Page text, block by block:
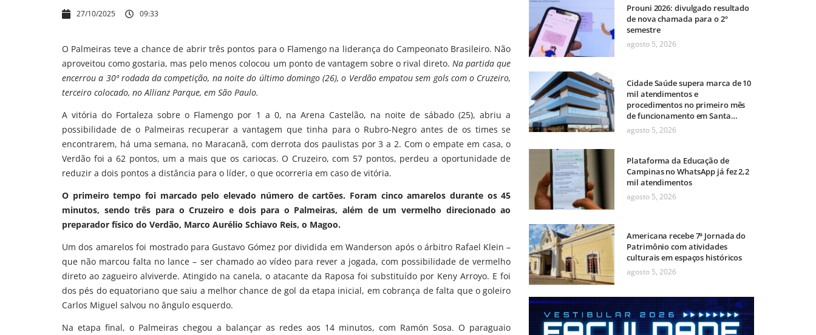
27/10/2025 09:33
O Palmeiras teve a chance de abrir três pontos para o Flamengo na liderança do Campeonato Brasileiro. Não
aproveitou como gostaria, mas pelo menos colocou um ponto de vantagem sobre o rival direto. Na partida que
encerrou a 30ª rodada da competição, na noite do último domingo (26), o Verdão empatou sem gols com o Cruzeiro,
terceiro colocado, no Allianz Parque, em São Paulo.
A vitória do Fortaleza sobre o Flamengo por 1 a 0, na Arena Castelão, na noite de sábado (25), abriu a
possibilidade de o Palmeiras recuperar a vantagem que tinha para o Rubro-Negro antes de os times se
encontrarem, há uma semana, no Maracanã, com derrota dos paulistas por 3 a 2. Com o empate em casa, o
Verdão foi a 62 pontos, um a mais que os cariocas. O Cruzeiro, com 57 pontos, perdeu a oportunidade de
reduzir a dois pontos a distância para o líder, o que ocorreria em caso de vitória.
O primeiro tempo foi marcado pelo elevado número de cartões. Foram cinco amarelos durante os 45
minutos, sendo três para o Cruzeiro e dois para o Palmeiras, além de um vermelho direcionado ao
preparador físico do Verdão, Marco Aurélio Schiavo Reis, o Magoo.
Um dos amarelos foi mostrado para Gustavo Gómez por dividida em Wanderson após o árbitro Rafael Klein –
que não marcou falta no lance – ser chamado ao vídeo para rever a jogada, com possibilidade de vermelho
direto ao zagueiro alviverde. Atingido na canela, o atacante da Raposa foi substituído por Keny Arroyo. E foi
dos pés do equatoriano que saiu a melhor chance de gol da etapa inicial, em cobrança de falta que o goleiro
Carlos Miguel salvou no ângulo esquerdo.
Na etapa final, o Palmeiras chegou a balançar as redes aos 14 minutos, com Ramón Sosa. O paraguaio
Prouni 2026: divulgado resultado
de nova chamada para o 2º
semestre
agosto 5, 2026
Cidade Saúde supera marca de 10
mil atendimentos e
procedimentos no primeiro mês
de funcionamento em Santa
Bárbara
agosto 5, 2026
Plataforma da Educação de
Campinas no WhatsApp já fez 2,2
mil atendimentos
agosto 5, 2026
Americana recebe 7ª Jornada do
Patrimônio com atividades
culturais em espaços históricos
agosto 5, 2026